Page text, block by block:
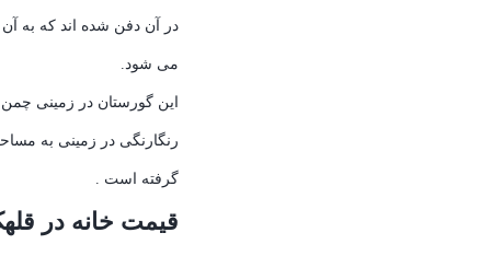
در آن دفن شده اند که به
می شود.
این گورستان در زمینی
گرفته است .
قیمت خانه در